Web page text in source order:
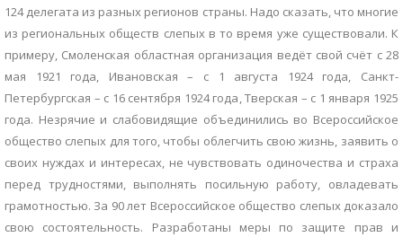
124 делегата из разных регионов страны. Надо сказать, что многие
из региональных обществ слепых в то время уже существовали. К
примеру, Смоленская областная организация ведёт свой счёт с 28
мая 1921 года, Ивановская – с 1 августа 1924 года, Санкт-
Петербургская – с 16 сентября 1924 года, Тверская – с 1 января 1925
года. Незрячие и слабовидящие объединились во Всероссийское
общество слепых для того, чтобы облегчить свою жизнь, заявить о
своих нуждах и интересах, не чувствовать одиночества и страха
перед трудностями, выполнять посильную работу, овладевать
грамотностью. За 90 лет Всероссийское общество слепых доказало
свою состоятельность. Разработаны меры по защите прав и